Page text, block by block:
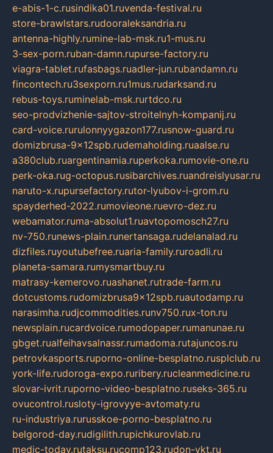
e-abis-1-c.rusindika01.ruvenda-festival.ru
store-brawlstars.rudooraleksandria.ru
antenna-highly.rumine-lab-msk.ru1-mus.ru
3-sex-porn.ruban-damn.rupurse-factory.ru
viagra-tablet.rufasbags.ruadler-jun.rubandamn.ru
fincontech.ru3sexporn.ru1mus.rudarksand.ru
rebus-toys.ruminelab-msk.rurtdco.ru
seo-prodvizhenie-sajtov-stroitelnyh-kompanij.ru
card-voice.rurulonnyygazon177.rusnow-guard.ru
domizbrusa-9x12spb.rudemaholding.ruaalse.ru
a380club.ruargentinamia.ruperkoka.rumovie-one.ru
perk-oka.rug-octopus.rusibarchives.ruandreislyusar.ru
naruto-x.rupursefactory.rutor-lyubov-i-grom.ru
spayderhed-2022.rumovieone.ruevro-dez.ru
webamator.ruma-absolut1.ruavtopomosch27.ru
nv-750.runews-plain.runertansaga.rudelanalad.ru
dizfiles.ruyoutubefree.ruaria-family.ruroadli.ru
planeta-samara.rumysmartbuy.ru
matrasy-kemerovo.ruashanet.rutrade-farm.ru
dotcustoms.rudomizbrusa9x12spb.ruautodamp.ru
narasimha.rudjcommodities.runv750.rux-ton.ru
newsplain.rucardvoice.rumodopaper.rumanunae.ru
gbget.rualfeihavsalnassr.rumadoma.rutajuncos.ru
petrovkasports.ruporno-online-besplatno.rusplclub.ru
york-life.rudoroga-expo.ruribery.rucleanmedicine.ru
slovar-ivrit.ruporno-video-besplatno.ruseks-365.ru
ovucontrol.rusloty-igrovyye-avtomaty.ru
ru-industriya.rurusskoe-porno-besplatno.ru
belgorod-day.rudigilith.rupichkurovlab.ru
medic-today.rutaksu.rucomp123.rudon-ykt.ru